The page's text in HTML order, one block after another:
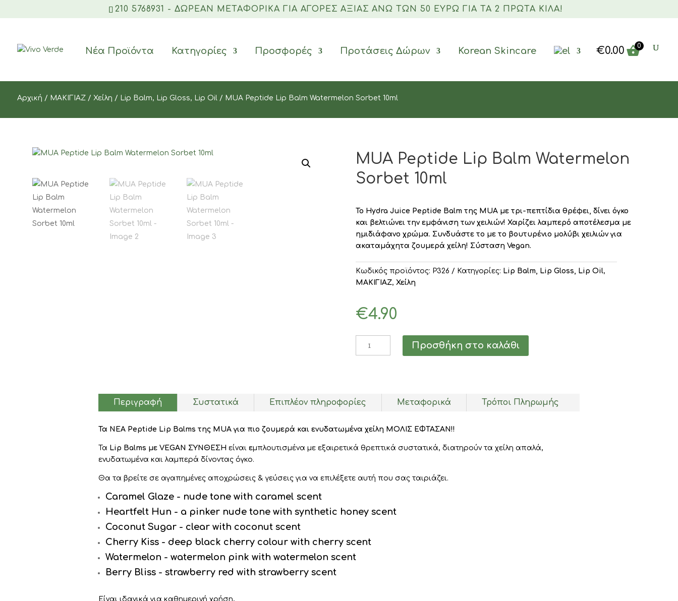
210 5768931 - ΔΩΡΕΑΝ ΜΕΤΑΦΟΡΙΚΆ ΓΙΑ ΑΓΟΡΈΣ ΑΞΊΑΣ ΆΝΩ ΤΩΝ 50 ΕΥΡΏ ΓΙΑ ΤΑ 2 ΠΡΏΤΑ ΚΙΛΆ!
Νέα Προϊόντα Κατηγορίες Προσφορές Προτάσεις Δώρων Korean Skincare €0.00 0
Αρχική / ΜΑΚΙΓΙΑΖ/ Χείλη / Lip Balm, Lip Gloss, Lip Oil/ MUA Peptide Lip Balm Watermelon Sorbet 10ml
MUA Peptide Lip Balm Watermelon
Sorbet 10ml
Το Hydra Juice Peptide Balm της MUA με τρι-πεπτίδια θρέφει, δίνει όγκο
και βελτιώνει την εμφάνιση των χειλιών! Χαρίζει λαμπερό αποτέλεσμα με
ημιδιάφανο χρώμα. Συνδυάστε το με το βουτυρένιο μολύβι χειλιών για
ακαταμάχητα ζουμερά χείλη! Σύσταση Vegan.
Κωδικός προϊόντος: P326 Κατηγορίες: Lip Balm, Lip Gloss, Lip Oil,
ΜΑΚΙΓΙΑΖ,Χείλη
€4.90
Sorbet
10ml
Προσθήκη στο καλάθι
Περιγραφή Επιπλέον πληροφορίες
Συστατικά Μεταφορικά Τρόποι Πληρωμής
Τα ΝΕΑ Peptide Lip Balms της MUA για πιο ζουμερά και ενυδατωμένα χείλη ΜΟΛΙΣ ΕΦΤΑΣΑΝ!!
Τα Lip Balms με VEGAN ΣΥΝΘΕΣΗ είναι εμπλουτισμένα με εξαιρετικά θρεπτικά συστατικά, διατηρούν τα χείλη απαλά,
ενυδατωμένα και λαμπερά δίνοντας όγκο.
Θα τα βρείτε σε αγαπημένες αποχρώσεις & γεύσεις για να επιλέξετε αυτή που σας ταιριάζει.
Caramel Glaze - nude tone with caramel scent
Heartfelt Hun - a pinker nude tone with synthetic honey scent
Coconut Sugar - clear with coconut scent
Cherry Kiss - deep black cherry colour with cherry scent
Watermelon - watermelon pink with watermelon scent
Berry Bliss - strawberry red with strawberry scent
Είναι ιδανικά για καθημερινή χρήση,